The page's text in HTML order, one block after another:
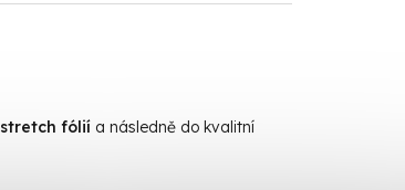
stretch fólií a následně do kvalitní